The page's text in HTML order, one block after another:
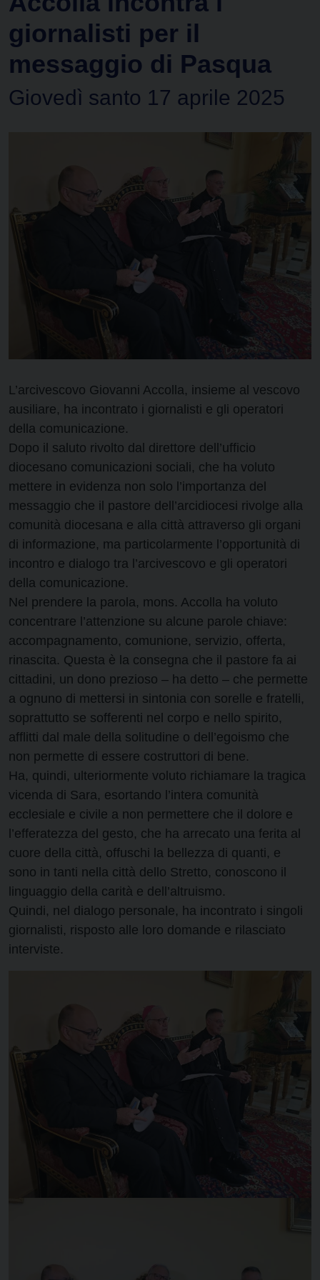
giornalisti per il
messaggio di Pasqua
Giovedì santo 17 aprile 2025
L’arcivescovo Giovanni Accolla, insieme al vescovo
ausiliare, ha incontrato i giornalisti e gli operatori
della comunicazione.
Dopo il saluto rivolto dal direttore dell’ufficio
diocesano comunicazioni sociali, che ha voluto
mettere in evidenza non solo l’importanza del
messaggio che il pastore dell’arcidiocesi rivolge alla
comunità diocesana e alla città attraverso gli organi
di informazione, ma particolarmente l’opportunità di
incontro e dialogo tra l’arcivescovo e gli operatori
della comunicazione.
Nel prendere la parola, mons. Accolla ha voluto
concentrare l’attenzione su alcune parole chiave:
accompagnamento, comunione, servizio, offerta,
rinascita. Questa è la consegna che il pastore fa ai
cittadini, un dono prezioso – ha detto – che permette
a ognuno di mettersi in sintonia con sorelle e fratelli,
soprattutto se sofferenti nel corpo e nello spirito,
afflitti dal male della solitudine o dell’egoismo che
non permette di essere costruttori di bene.
Ha, quindi, ulteriormente voluto richiamare la tragica
vicenda di Sara, esortando l’intera comunità
ecclesiale e civile a non permettere che il dolore e
l’efferatezza del gesto, che ha arrecato una ferita al
cuore della città, offuschi la bellezza di quanti, e
sono in tanti nella città dello Stretto, conoscono il
linguaggio della carità e dell’altruismo.
Quindi, nel dialogo personale, ha incontrato i singoli
giornalisti, risposto alle loro domande e rilasciato
interviste.